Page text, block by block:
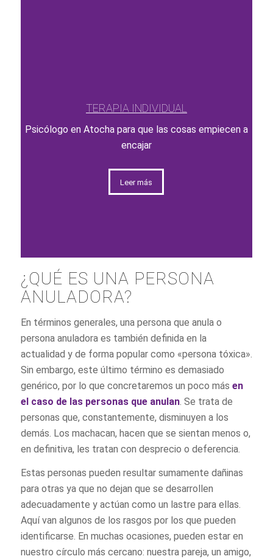
TERAPIA INDIVIDUAL
Psicólogo en Atocha para que las cosas empiecen a
encajar
Leer más
¿QUÉ ES UNA PERSONA
ANULADORA?
En términos generales, una persona que anula o
persona anuladora es también definida en la
actualidad y de forma popular como «persona tóxica».
Sin embargo, este último término es demasiado
genérico, por lo que concretaremos un poco más en
el caso de las personas que anulan. Se trata de
personas que, constantemente, disminuyen a los
demás. Los machacan, hacen que se sientan menos o,
en definitiva, les tratan con desprecio o deferencia.
Estas personas pueden resultar sumamente dañinas
para otras ya que no dejan que se desarrollen
adecuadamente y actúan como un lastre para ellas.
Aquí van algunos de los rasgos por los que pueden
identificarse. En muchas ocasiones, pueden estar en
nuestro círculo más cercano: nuestra pareja, un amigo,